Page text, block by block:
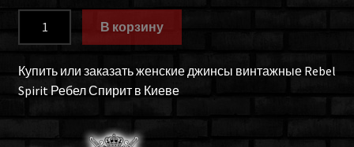
женские
Rebel
Spirit
В корзину
Купить или заказать женские джинсы винтажные Rebel
Spirit Ребел Спирит в Киеве